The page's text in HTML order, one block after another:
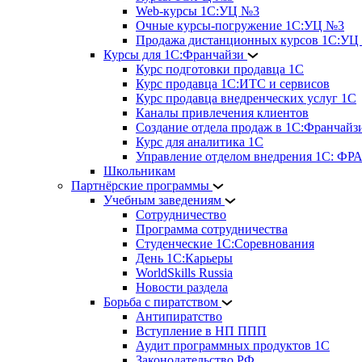
Web-курсы 1С:УЦ №3
Очные курсы-погружение 1С:УЦ №3
Продажа дистанционных курсов
Курсы для 1С:Франчайзи
Курс подготовки продавца 1С
Курс продавца 1С:ИТС и сервисов
Курс продавца внедренческих услуг 1С
Каналы привлечения клиентов
Создание отдела продаж в
Курс для аналитика 1С
Управление отделом внедрения 1С:
Школьникам
Партнёрские программы
Учебным заведениям
Сотрудничество
Программа сотрудничества
Студенческие 1С:Соревнования
День 1С:Карьеры
WorldSkills Russia
Новости раздела
Борьба с пиратством
Антипиратство
Вступление в НП ППП
Аудит программных продуктов 1С